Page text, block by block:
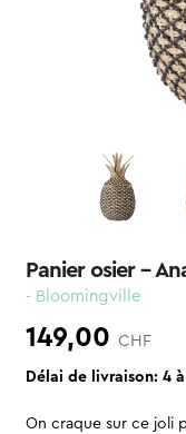
Panier osier –
- Bloomingville
149,00 CHF
Délai de livraison: 4
On craque sur ce joli